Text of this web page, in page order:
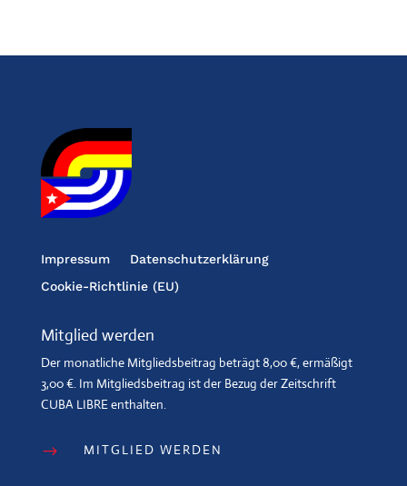
Impressum
Datenschutzerklärung
Cookie-Richtlinie (EU)
Mitglied werden
Der monatliche Mitgliedsbeitrag beträgt 8,00 €, ermäßigt
3,00 €. Im Mitgliedsbeitrag ist der Bezug der Zeitschrift
CUBA LIBRE enthalten.
$ MITGLIED WERDEN